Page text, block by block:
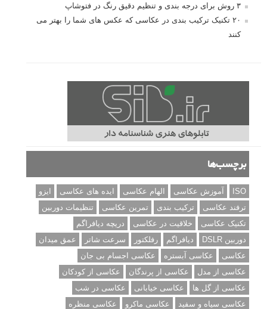
۳ روش برای درجه بندی و تنظیم دقیق رنگ در فتوشاپ
۲۰ تکنیک ترکیب بندی در عکاسی که عکس های شما را بهتر می
کنند
برچسب‌ها
ISO آموزش عکاسی الهام عکاسی ایده های عکاسی
ایزو
ترفند عکاسی
ترکیب بندی تمرین عکاسی
تنظیمات دوربین
تکنیک عکاسی
خلاقیت در عکاسی
دریچه دیافراگم
دوربین DSLR
دیافراگم رفلکتور سرعت شاتر
عمق میدان
عکاسی
عکاسی آبستره
عکاسی اجسام بی جان
عکاسی از مدل
عکاسی از پرندگان
عکاسی از کودکان
عکاسی از گل ها
عکاسی خیابانی
عکاسی در شب
عکاسی سیاه و سفید
عکاسی ماکرو
عکاسی منظره